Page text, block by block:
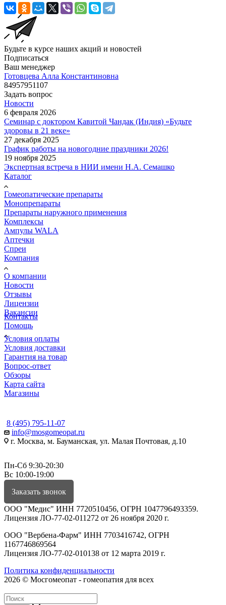
Будьте в курсе наших акций и новостей
Подписаться
Ваш менеджер
Готовцева Алла Константиновна
84957951107
Задать вопрос
Новости
6 февраля 2026
Семинар с доктором Кавитой Чандак (Индия) «Будьте
здоровы в 21 веке»
27 декабря 2025
График работы на новогодние праздники 2026!
19 ноября 2025
Экспертная встреча в НИИ имени Н.А. Семашко
Каталог
Гомеопатические препараты
Монопрепараты
Препараты наружного применения
Комплексы
Ампулы WALA
Аптечки
Спреи
Компания
О компании
Новости
Отзывы
Лицензии
Вакансии
Контакты
Помощь
Условия оплаты
Условия доставки
Гарантия на товар
Вопрос-ответ
Обзоры
Карта сайта
Магазины
8 (495) 795-11-07
info@mosgomeopat.ru
г. Москва, м. Бауманская, ул. Малая Почтовая, д.10
Пн-Сб 9:30-20:30
Вс 10:00-19:00
Заказать звонок
ООО "Медис" ИНН 7720510456, ОГРН 1047796493359.
Лицензия ЛО-77-02-011272 от 26 ноября 2020 г.
ООО "Вербена-Фарм" ИНН 7703416742, ОГРН
1167746869564
Лицензия ЛО-77-02-010138 от 12 марта 2019 г.
Политика конфиденциальности
2026 © Мосгомеопат - гомеопатия для всех